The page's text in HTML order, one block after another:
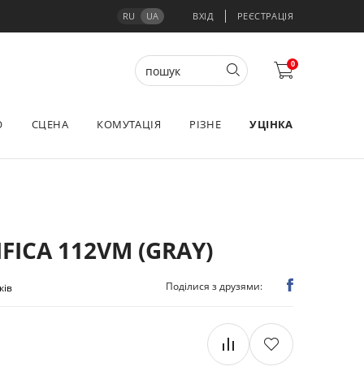
RU UA ВХІД РЕЄСТРАЦІЯ
0
СЦЕНА КОМУТАЦІЯ РІЗНЕ УЦІНКА
112VM (GRAY)
Поділися з друзями: